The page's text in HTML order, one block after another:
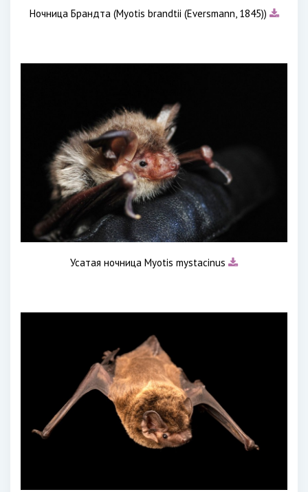
Ночница Брандта (Myotis brandtii (Eversmann, 1845))
Усатая ночница Myotis mystacinus